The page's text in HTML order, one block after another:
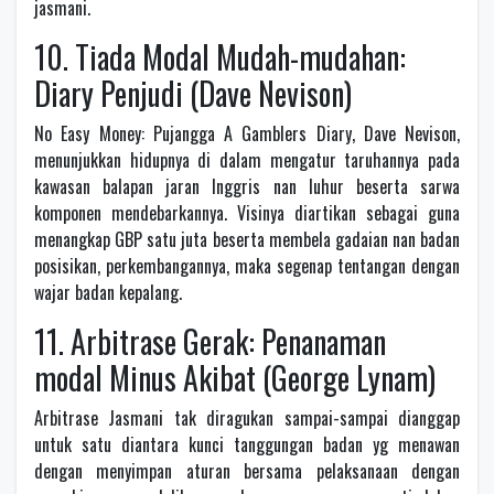
jasmani.
10. Tiada Modal Mudah-mudahan:
Diary Penjudi (Dave Nevison)
No Easy Money: Pujangga A Gamblers Diary, Dave Nevison,
menunjukkan hidupnya di dalam mengatur taruhannya pada
kawasan balapan jaran Inggris nan luhur beserta sarwa
komponen mendebarkannya. Visinya diartikan sebagai guna
menangkap GBP satu juta beserta membela gadaian nan badan
posisikan, perkembangannya, maka segenap tentangan dengan
wajar badan kepalang.
11. Arbitrase Gerak: Penanaman
modal Minus Akibat (George Lynam)
Arbitrase Jasmani tak diragukan sampai-sampai dianggap
untuk satu diantara kunci tanggungan badan yg menawan
dengan menyimpan aturan bersama pelaksanaan dengan